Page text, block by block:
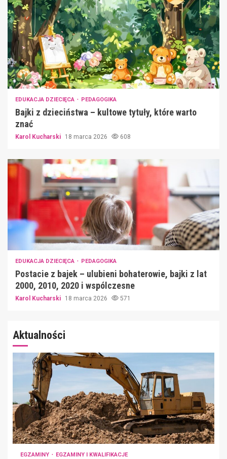
EDUKACJA DZIECIĘCA PEDAGOGIKA
Bajki z dzieciństwa – kultowe tytuły, które warto
znać
Karol Kucharski 18 marca 2026 608
EDUKACJA DZIECIĘCA PEDAGOGIKA
Postacie z bajek – ulubieni bohaterowie, bajki z lat
2000, 2010, 2020 i wspólczesne
Karol Kucharski 18 marca 2026 571
Aktualności
EGZAMINY EGZAMINY I KWALIFIKACJE